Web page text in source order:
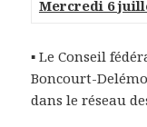
Mercredi 6
▪ Le Conseil
Boncourt-
dans le réseau